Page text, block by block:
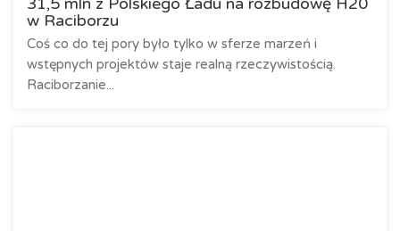
w Raciborzu
Coś co do tej pory było tylko w sferze marzeń i
wstępnych projektów staje realną rzeczywistością.
Raciborzanie...